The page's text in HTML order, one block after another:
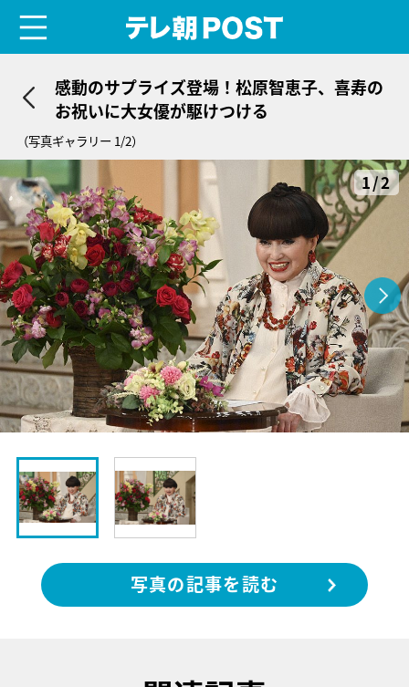
感動のサプライズ登場！松原智恵子、喜寿の
お祝いに大女優が駆けつける
（写真ギャラリー 1/2）
1/2
写真の記事を読む